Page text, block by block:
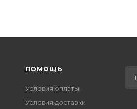
ПОМОЩЬ
Условия оплаты
Условия доставки